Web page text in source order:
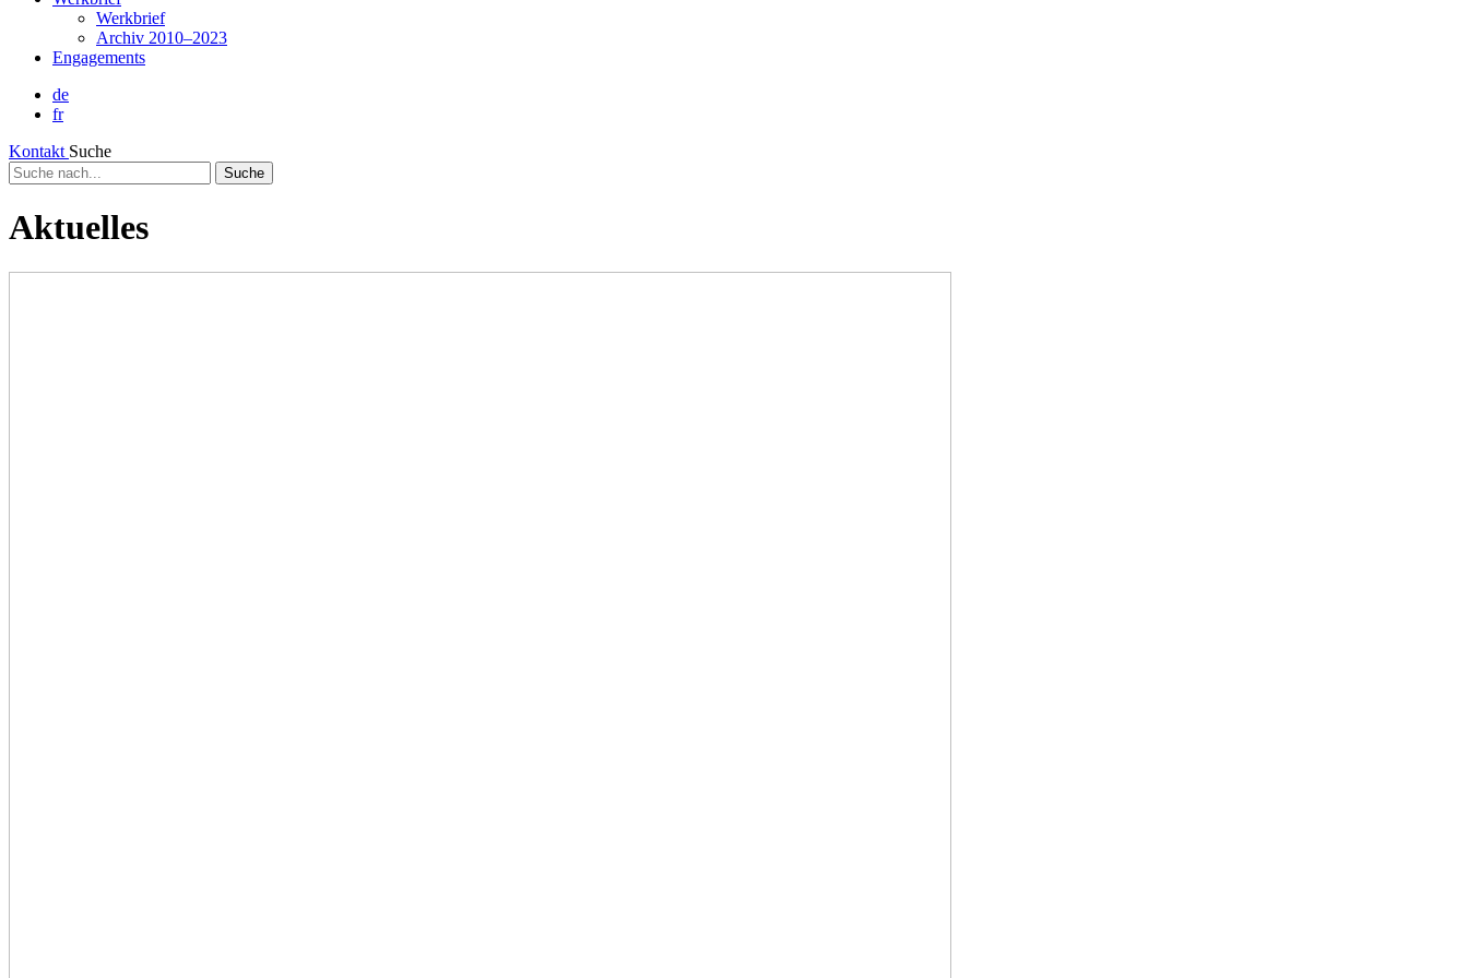
Werkbrief
Archiv 2010–2023
Engagements
de
fr
Kontakt Suche
Suche
nach...
Aktuelles